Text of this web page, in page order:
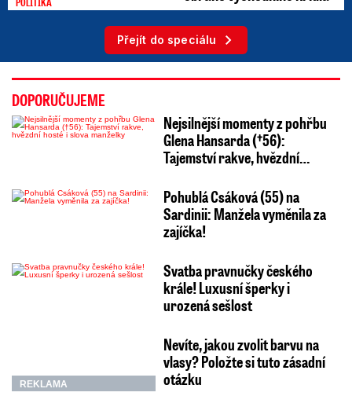
Přejít do speciálu
DOPORUČUJEME
Nejsilnější momenty z pohřbu
Glena Hansarda (†56):
Tajemství rakve, hvězdní…
Pohublá Csáková (55) na
Sardinii: Manžela vyměnila za
zajíčka!
Svatba pravnučky českého
krále! Luxusní šperky i
urozená sešlost
REKLAMA
Nevíte, jakou zvolit barvu na
vlasy? Položte si tuto zásadní
otázku